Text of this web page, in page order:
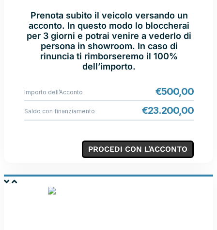
Prenota subito il veicolo versando un
acconto. In questo modo lo bloccherai
per 3 giorni e potrai venire a vederlo di
persona in showroom. In caso di
rinuncia ti rimborseremo il 100%
dell’importo.
Importo dell’Acconto €500,00
Saldo con finanziamento €23.200,00
PROCEDI CON L’ACCONTO